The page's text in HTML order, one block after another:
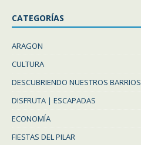
CATEGORÍAS
ARAGON
CULTURA
DESCUBRIENDO NUESTROS BARRIOS
DISFRUTA | ESCAPADAS
ECONOMÍA
FIESTAS DEL PILAR